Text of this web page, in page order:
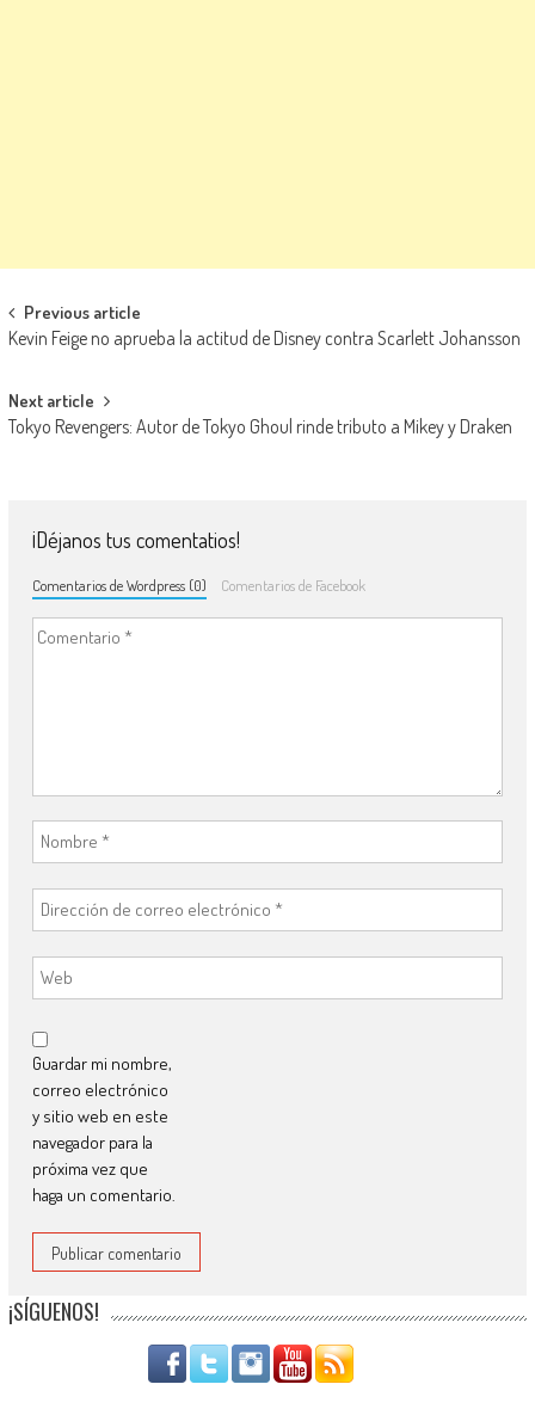
Navegación de entradas
Previous article
Kevin Feige no aprueba la actitud de Disney contra Scarlett Johansson
Next article
Tokyo Revengers: Autor de Tokyo Ghoul rinde tributo a Mikey y Draken
¡Déjanos tus comentatios!
Comentarios de Wordpress (0) Comentarios de Facebook
Guardar mi nombre,
correo electrónico
y sitio web en este
navegador para la
próxima vez que
haga un comentario.
¡SÍGUENOS!